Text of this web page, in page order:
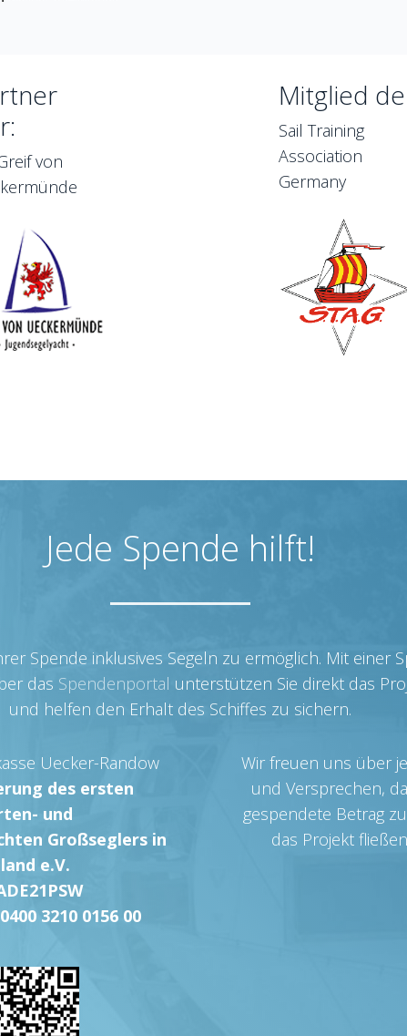
von
Mitglied
Sail Training
Association
Germany
Jede Spende hilft!
Spende inklusives Segeln zu ermöglich. Mit einer
das Spendenportal unterstützen Sie direkt das
und helfen den Erhalt des Schiffes zu sichern.
Uecker-Randow
des ersten
und
Großseglers in
e.V.
3210 0156 00
Wir freuen uns über
und Versprechen,
gespendete Betrag
das Projekt